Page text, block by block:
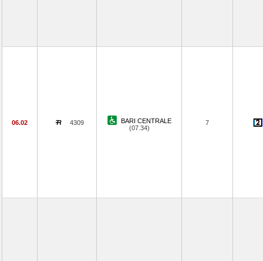
06.02 4309
BARI CENTRALE
(07.34)
7